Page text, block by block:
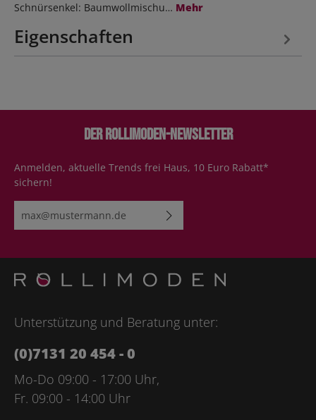
Schnürsenkel: Baumwollmischu… Mehr
Eigenschaften
Der Rollimoden-Newsletter
Anmelden, aktuelle Trends frei Haus, 10 Euro Rabatt*
sichern!
Bitte geben Sie die abgebildeten Zeichen ein*
Unterstützung und Beratung unter:
(0)7131 20 454 - 0
Mo-Do 09:00 - 17:00 Uhr,
Fr. 09:00 - 14:00 Uhr